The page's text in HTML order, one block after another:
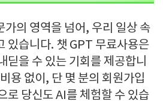
가의 영역을 넘어, 우리 일상 속
있습니다. 챗 GPT 무료사용은
딛을 수 있는 기회를 제공합니
용 없이, 단 몇 분의 회원가입
로 당신도 AI를 체험할 수 있습